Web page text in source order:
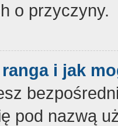
o przyczyny.
i jak
pod nazwą